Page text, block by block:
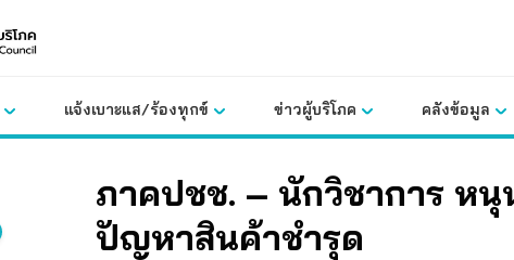
แจ้งเบาะแส/ร้องทุกข์ ข่าวผู้บริโภค คลังข้อมูล
ภาคปชช. – นักวิชาการ ห
ปัญหาสินค้าชำรุด